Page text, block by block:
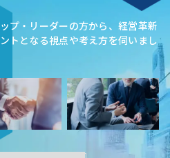
プ・リーダーの方から、経営革新
トとなる視点や考え方を伺いまし